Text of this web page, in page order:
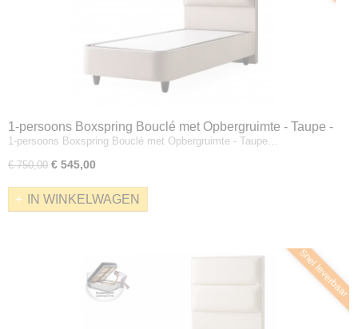
1-persoons Boxspring Bouclé met Opbergruimte - Taupe -
Zonder Matras
1-persoons Boxspring Bouclé met Opbergruimte - Taupe…
€ 750,00 € 545,00
IN WINKELWAGEN
Snel leverbaar